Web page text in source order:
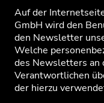
Auf der
GmbH wird den
den Newsletter
Welche
des Newsletters an
Verantwortlichen
der hierzu